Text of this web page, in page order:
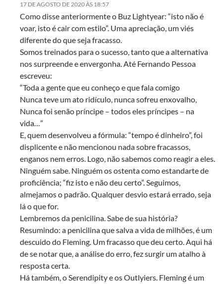
17 DE AGOSTO DE 2020 ÀS 18:57
Como disse anteriormente o Buz Lightyear: “isto não é
voar, isto é cair com estilo”. Uma apreciação, um viés
diferente do que seja fracasso.
Somos treinados para o sucesso, tanto que a alternativa
nos surpreende e envergonha. Até Fernando Pessoa
escreveu:
“Toda a gente que eu conheço e que fala comigo
Nunca teve um ato ridículo, nunca sofreu enxovalho,
Nunca foi senão príncipe – todos eles príncipes – na
vida…”
E, quem desenvolveu a fórmula: “tempo é dinheiro”, foi
displicente e não mencionou nada sobre fracassos,
enganos nem erros. Logo, não sabemos como reagir a eles.
Ninguém sabe. Ninguém os ostenta como estandarte de
proficiência; “fiz isto e não deu certo”. Seguimos,
almejamos o padrão. Qualquer desvio estará errado, seja
lá o que for.
Lembremos da penicilina. Sabe de sua história?
Resumindo: a penicilina que salva a vida de milhões, é um
descuido do Fleming. Um fracasso que deu certo. Aqui há
de se notar que, a análise do erro, fez surgir um atalho à
resposta certa.
Há também, o Serendipity e os Outlyiers. Fleming é um